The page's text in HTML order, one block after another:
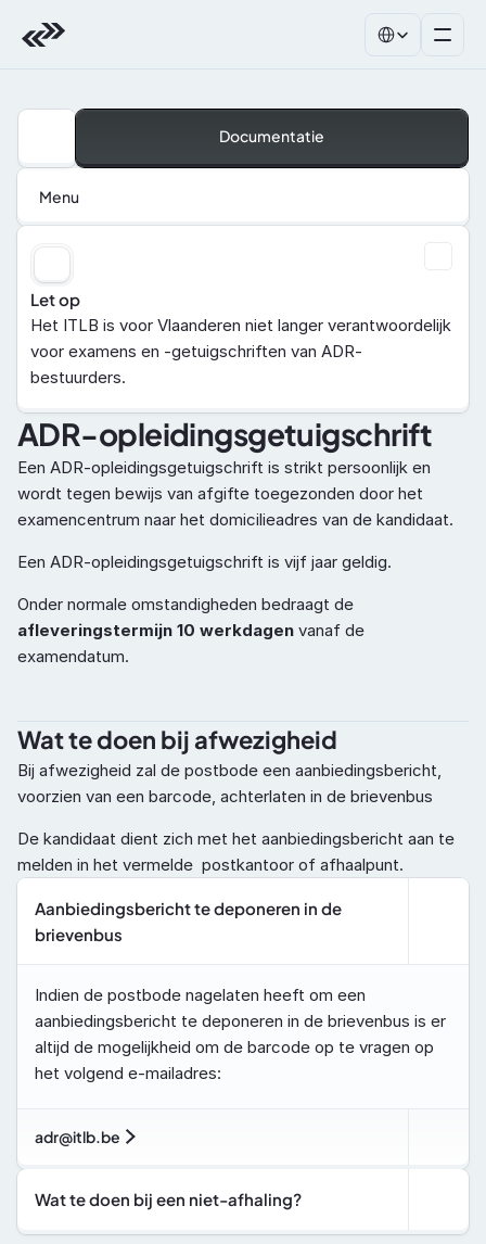
Documentatie
Menu
Let op
Het ITLB is voor Vlaanderen niet langer verantwoordelijk
voor examens en -getuigschriften van ADR-
bestuurders.
ADR-opleidingsgetuigschrift
Een ADR-opleidingsgetuigschrift is strikt persoonlijk en
wordt tegen bewijs van afgifte toegezonden door het
examencentrum naar het domicilieadres van de kandidaat.
Een ADR-opleidingsgetuigschrift is vijf jaar geldig.
afleveringstermijn 10 werkdagen vanaf de
examendatum.
Wat te doen bij afwezigheid
Bij afwezigheid zal de postbode een aanbiedingsbericht,
voorzien van een barcode, achterlaten in de brievenbus
De kandidaat dient zich met het aanbiedingsbericht aan te
melden in het vermelde  postkantoor of afhaalpunt.
Aanbiedingsbericht te deponeren in de
brievenbus
Indien de postbode nagelaten heeft om een
aanbiedingsbericht te deponeren in de brievenbus is er
altijd de mogelijkheid om de barcode op te vragen op
het volgend e-mailadres:
adr@itlb.be
Wat te doen bij een niet-afhaling?